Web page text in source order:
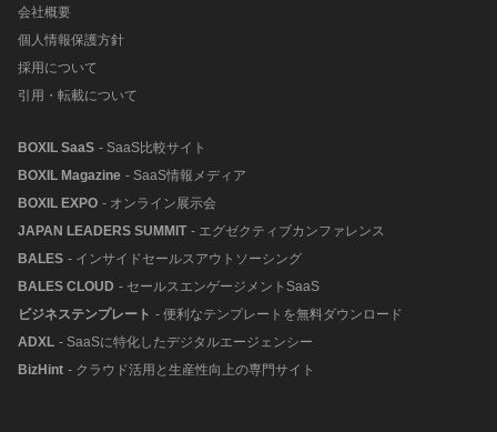
会社概要
個人情報保護方針
採用について
引用・転載について
BOXIL SaaS - SaaS比較サイト
BOXIL Magazine - SaaS情報メディア
BOXIL EXPO - オンライン展示会
JAPAN LEADERS SUMMIT - エグゼクティブカンファレンス
BALES - インサイドセールスアウトソーシング
BALES CLOUD - セールスエンゲージメントSaaS
ビジネステンプレート - 便利なテンプレートを無料ダウンロード
ADXL - SaaSに特化したデジタルエージェンシー
BizHint - クラウド活用と生産性向上の専門サイト